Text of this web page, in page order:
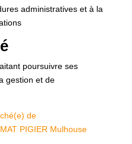
administratives et à la
poursuivre ses
gestion et de
de
PIGIER Mulhouse